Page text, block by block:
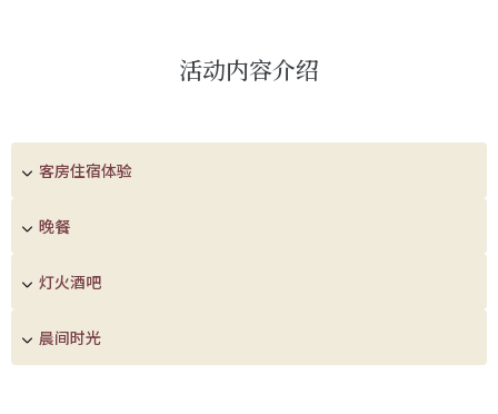
活动内容介绍
客房住宿体验
晚餐
灯火酒吧
晨间时光